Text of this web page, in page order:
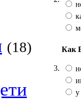
(18)
3.
Как
у